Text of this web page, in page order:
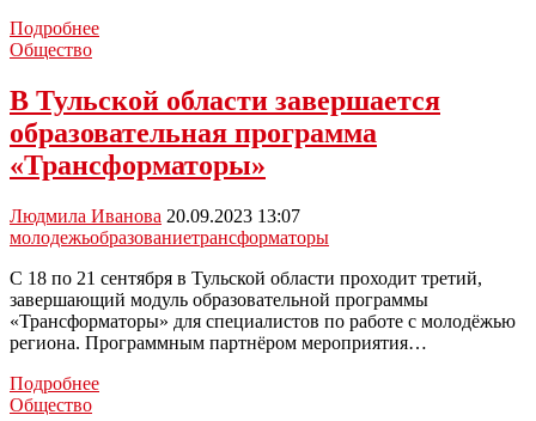
ПодробнееВ
открылся
молодёжный
сельскохозяйственный
форум
Общество
В Тульской области завершается
образовательная программа
«Трансформаторы»
Людмила Иванова 20.09.2023 13:07
молодежьобразованиетрансформаторы
С 18 по 21 сентября в Тульской области проходит третий,
завершающий модуль образовательной программы
«Трансформаторы» для специалистов по работе с молодёжью
региона. Программным партнёром мероприятия…
ПодробнееВ
Общество